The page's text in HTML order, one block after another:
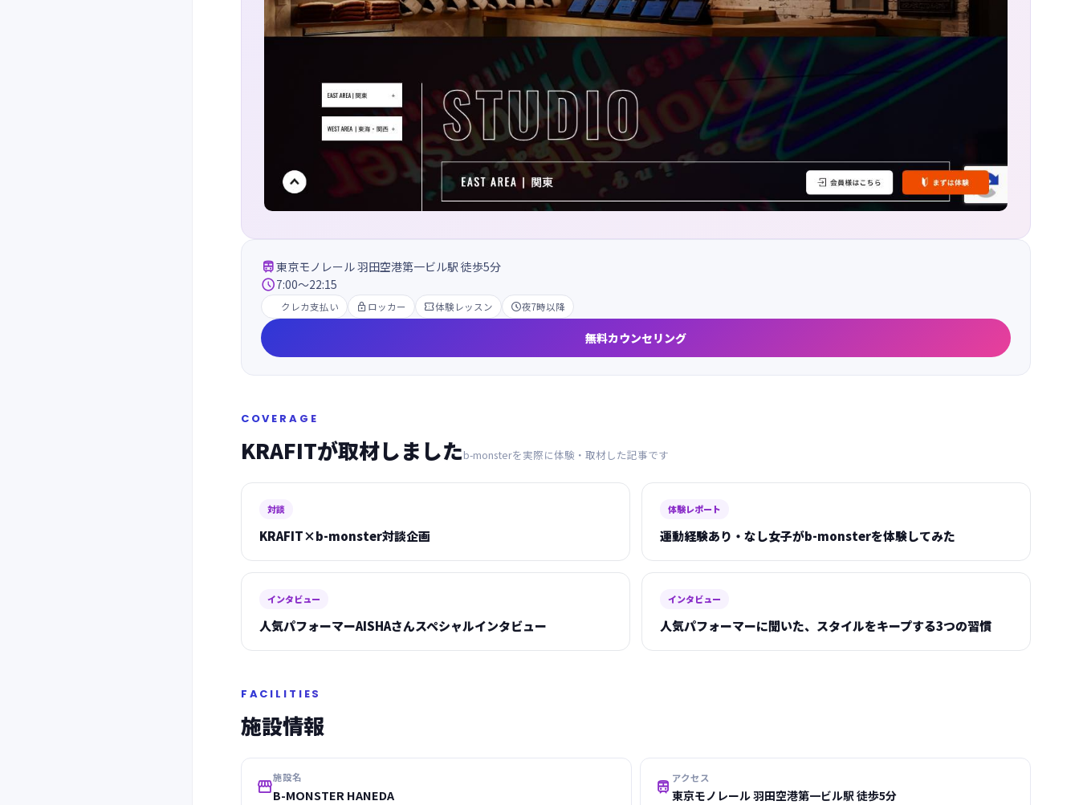
東京モノレール 羽田空港第一ビル駅 徒歩5分
7:00〜22:15
クレカ支払い ロッカー 体験レッスン 夜7時以降
無料カウンセリング
COVERAGE
KRAFITが取材しましたb-monsterを実際に体験・取材した記事です
対談
KRAFIT×b-monster対談企画
体験レポート
運動経験あり・なし女子がb-monsterを体験してみた
インタビュー
人気パフォーマーAISHAさんスペシャルインタビュー
インタビュー
人気パフォーマーに聞いた、スタイルをキープする3つの習慣
FACILITIES
施設情報
施設名
B-MONSTER HANEDA  アクセス
東京モノレール 羽田空港第一ビル駅 徒歩5分